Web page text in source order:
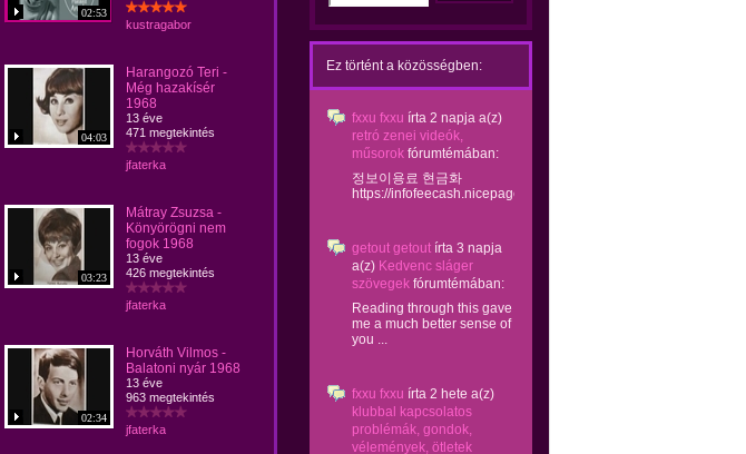
02:53
kustragabor
04:03
Harangozó Teri -
Még hazakísér
1968
13 éve
471 megtekintés
jfaterka
03:23
Mátray Zsuzsa -
Könyörögni nem
fogok 1968
13 éve
426 megtekintés
jfaterka
02:34
Horváth Vilmos -
Balatoni nyár 1968
13 éve
963 megtekintés
jfaterka
Ez történt a közösségben:
fxxu fxxu írta 2 napja a(z)
retró zenei videók,
műsorok fórumtémában:
정보이용료 현금화
https://infofeecash.nicepage...
getout getout írta 3 napja
a(z) Kedvenc sláger
szövegek fórumtémában:
Reading through this gave
me a much better sense of
you ...
fxxu fxxu írta 2 hete a(z)
klubbal kapcsolatos
problémák, gondok,
vélemények, ötletek